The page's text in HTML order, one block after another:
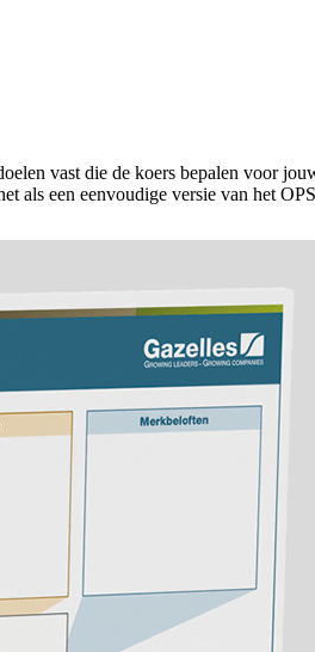
vast die de koers bepalen voor
als een eenvoudige versie van het